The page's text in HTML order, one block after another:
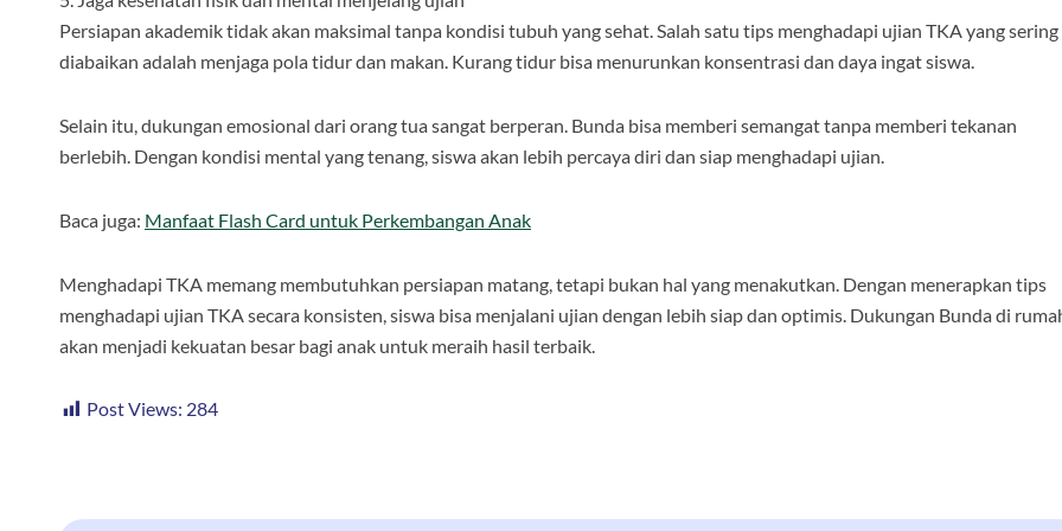
Persiapan akademik tidak akan maksimal tanpa kondisi tubuh yang sehat. Salah satu tips menghadapi ujian TKA yang sering
diabaikan adalah menjaga pola tidur dan makan. Kurang tidur bisa menurunkan konsentrasi dan daya ingat siswa.
Selain itu, dukungan emosional dari orang tua sangat berperan. Bunda bisa memberi semangat tanpa memberi tekanan
berlebih. Dengan kondisi mental yang tenang, siswa akan lebih percaya diri dan siap menghadapi ujian.
Baca juga: Manfaat Flash Card untuk Perkembangan Anak
Menghadapi TKA memang membutuhkan persiapan matang, tetapi bukan hal yang menakutkan. Dengan menerapkan tips
menghadapi ujian TKA secara konsisten, siswa bisa menjalani ujian dengan lebih siap dan optimis. Dukungan Bunda di
akan menjadi kekuatan besar bagi anak untuk meraih hasil terbaik.
Post Views: 284